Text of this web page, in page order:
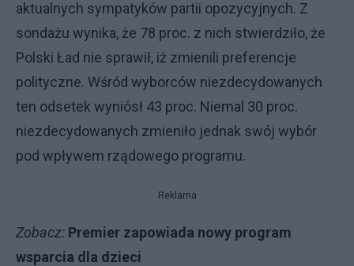
aktualnych sympatyków partii opozycyjnych. Z
sondażu wynika, że 78 proc. z nich stwierdziło, że
Polski Ład nie sprawił, iż zmienili preferencje
polityczne. Wśród wyborców niezdecydowanych
ten odsetek wyniósł 43 proc. Niemal 30 proc.
niezdecydowanych zmieniło jednak swój wybór
pod wpływem rządowego programu.
Reklama
Zobacz: Premier zapowiada nowy program
wsparcia dla dzieci